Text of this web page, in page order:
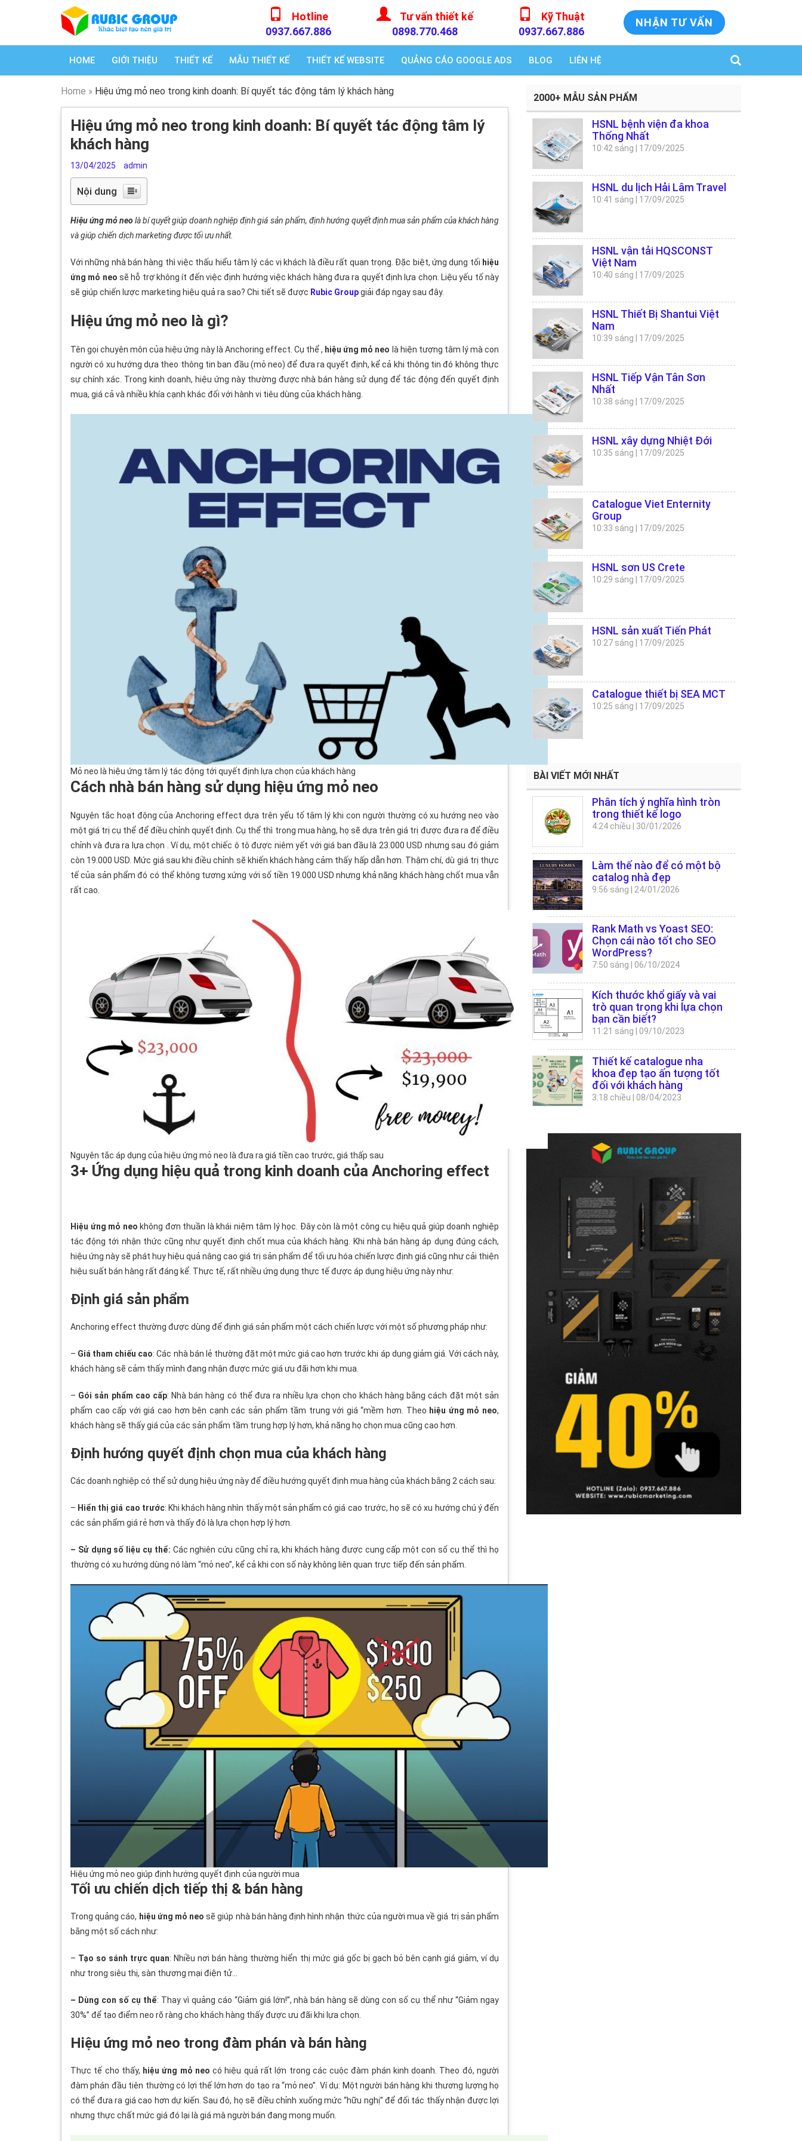
Hotline
0937.667.886
Tư vấn thiết kế
0898.770.468
Kỹ Thuật
0937.667.886
NHẬN TƯ VẤN
HOME GIỚI THIỆU THIẾT KẾ MẪU THIẾT KẾ THIẾT KẾ WEBSITE QUẢNG CÁO GOOGLE ADS BLOG LIÊN HỆ
Home » Hiệu ứng mỏ neo trong kinh doanh: Bí quyết tác động tâm lý khách hàng
Hiệu ứng mỏ neo trong kinh doanh: Bí quyết tác động tâm lý
khách hàng
13/04/2025 admin
Nội dung
Hiệu ứng mỏ neolà bí quyết giúp doanh nghiệp định giá sản phẩm, định hướng quyết định mua sản phẩm của khách hàng
và giúp chiến dịch marketing được tối ưu nhất.
Với những nhà bán hàng thì việc thấu hiểu tâm lý các vị khách là điều rất quan trọng. Đặc biệt, ứng dụng tối hiệu
ứng mỏ neo sẽ hỗ trợ không ít đến việc định hướng việc khách hàng đưa ra quyết định lựa chọn. Liệu yếu tố này
sẽ giúp chiến lược marketing hiệu quả ra sao? Chi tiết sẽ được Rubic Groupgiải đáp ngay sau đây.
Hiệu ứng mỏ neo là gì?
Tên gọi chuyên môn của hiệu ứng này là Anchoring effect. Cụ thể , hiệu ứng mỏ neo là hiện tượng tâm lý mà con
người có xu hướng dựa theo thông tin ban đầu (mỏ neo) để đưa ra quyết định, kể cả khi thông tin đó không thực
sự chính xác. Trong kinh doanh, hiệu ứng này thường được nhà bán hàng sử dụng để tác động đến quyết định
mua, giá cả và nhiều khía cạnh khác đối với hành vi tiêu dùng của khách hàng.
Mỏ neo là hiệu ứng tâm lý tác động tới quyết định lựa chọn của khách hàng
Cách nhà bán hàng sử dụng hiệu ứng mỏ neo
Nguyên tắc hoạt động của Anchoring effect dựa trên yếu tố tâm lý khi con người thường có xu hướng neo vào
một giá trị cụ thể để điều chỉnh quyết định. Cụ thể thì trong mua hàng, họ sẽ dựa trên giá trị được đưa ra để điều
chỉnh và đưa ra lựa chọn . Ví dụ, một chiếc ô tô được niêm yết với giá ban đầu là 23.000 USD nhưng sau đó giảm
còn 19.000 USD. Mức giá sau khi điều chỉnh sẽ khiến khách hàng cảm thấy hấp dẫn hơn. Thậm chí, dù giá trị thực
tế của sản phẩm đó có thể không tương xứng với số tiền 19.000 USD nhưng khả năng khách hàng chốt mua vẫn
rất cao.
Nguyên tắc áp dụng của hiệu ứng mỏ neo là đưa ra giá tiền cao trước, giá thấp sau
3+ Ứng dụng hiệu quả trong kinh doanh của Anchoring effect
Hiệu ứng mỏ neo không đơn thuần là khái niệm tâm lý học. Đây còn là một công cụ hiệu quả giúp doanh nghiệp
tác động tới nhận thức cũng như quyết định chốt mua của khách hàng. Khi nhà bán hàng áp dụng đúng cách,
hiệu ứng này sẽ phát huy hiệu quả nâng cao giá trị sản phẩm để tối ưu hóa chiến lược định giá cũng như cải thiện
hiệu suất bán hàng rất đáng kể. Thực tế, rất nhiều ứng dụng thực tế được áp dụng hiệu ứng này như:
Định giá sản phẩm
Anchoring effect thường được dùng để định giá sản phẩm một cách chiến lược với một số phương pháp như:
– Giá tham chiếu cao: Các nhà bán lẻ thường đặt một mức giá cao hơn trước khi áp dụng giảm giá. Với cách này,
khách hàng sẽ cảm thấy mình đang nhận được mức giá ưu đãi hơn khi mua.
– Gói sản phẩm cao cấp: Nhà bán hàng có thể đưa ra nhiều lựa chọn cho khách hàng bằng cách đặt một sản
phẩm cao cấp với giá cao hơn bên cạnh các sản phẩm tầm trung với giá “mềm hơn. Theo hiệu ứng mỏ neo,
khách hàng sẽ thấy giá của các sản phẩm tầm trung hợp lý hơn, khả năng họ chọn mua cũng cao hơn.
Định hướng quyết định chọn mua của khách hàng
Các doanh nghiệp có thể sử dụng hiệu ứng này để điều hướng quyết định mua hàng của khách bằng 2 cách sau:
– Hiển thị giá cao trước: Khi khách hàng nhìn thấy một sản phẩm có giá cao trước, họ sẽ có xu hướng chú ý đến
các sản phẩm giá rẻ hơn và thấy đó là lựa chọn hợp lý hơn.
– Sử dụng số liệu cụ thể: Các nghiên cứu cũng chỉ ra, khi khách hàng được cung cấp một con số cụ thể thì họ
thường có xu hướng dùng nó làm “mỏ neo”, kể cả khi con số này không liên quan trực tiếp đến sản phẩm.
Hiệu ứng mỏ neo giúp định hướng quyết định của người mua
Tối ưu chiến dịch tiếp thị & bán hàng
Trong quảng cáo, hiệu ứng mỏ neo sẽ giúp nhà bán hàng định hình nhận thức của người mua về giá trị sản phẩm
bằng một số cách như:
– Tạo so sánh trực quan: Nhiều nơi bán hàng thường hiển thị mức giá gốc bị gạch bỏ bên cạnh giá giảm, ví dụ
như trong siêu thị, sàn thương mại điện tử…
– Dùng con số cụ thể: Thay vì quảng cáo “Giảm giá lớn!”, nhà bán hàng sẽ dùng con số cụ thể như “Giảm ngay
30%” để tạo điểm neo rõ ràng cho khách hàng thấy được ưu đãi khi lựa chọn.
Hiệu ứng mỏ neo trong đàm phán và bán hàng
Thực tế cho thấy, hiệu ứng mỏ neocó hiệu quả rất lớn trong các cuộc đàm phán kinh doanh. Theo đó, người
đàm phán đầu tiên thường có lợi thế lớn hơn do tạo ra “mỏ neo”. Ví dụ: Một người bán hàng khi thương lượng họ
có thể đưa ra giá cao hơn dự kiến. Sau đó, họ sẽ điều chỉnh xuống mức “hữu nghị” để đối tác thấy nhận được lợi
nhưng thực chất mức giá đó lại là giá mà người bán đang mong muốn.
2000+ MẪU SẢN PHẨM
HSNL bệnh viện đa khoa
Thống Nhất
10:42 sáng 17/09/2025
HSNL du lịch Hải Lâm Travel
10:41 sáng 17/09/2025
HSNL vận tải HQSCONST
Việt Nam
10:40 sáng 17/09/2025
HSNL Thiết Bị Shantui Việt
Nam
10:39 sáng 17/09/2025
HSNL Tiếp Vận Tân Sơn
Nhất
10:38 sáng 17/09/2025
HSNL xây dựng Nhiệt Đới
10:35 sáng 17/09/2025
Catalogue Viet Enternity
Group
10:33 sáng 17/09/2025
HSNL sơn US Crete
10:29 sáng 17/09/2025
HSNL sản xuất Tiến Phát
10:27 sáng 17/09/2025
Catalogue thiết bị SEA MCT
10:25 sáng 17/09/2025
BÀI VIẾT MỚI NHẤT
Phân tích ý nghĩa hình tròn
trong thiết kế logo
4:24 chiều 30/01/2026
Làm thế nào để có một bộ
catalog nhà đẹp
9:56 sáng 24/01/2026
Rank Math vs Yoast SEO:
Chọn cái nào tốt cho SEO
WordPress?
7:50 sáng 06/10/2024
Kích thước khổ giấy và vai
trò quan trọng khi lựa chọn
bạn cần biết?
11:21 sáng 09/10/2023
Thiết kế catalogue nha
khoa đẹp tạo ấn tượng tốt
đối với khách hàng
3:18 chiều 08/04/2023